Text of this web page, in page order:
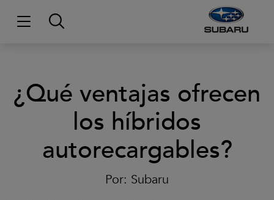
¿Qué ventajas ofrecen
los híbridos
autorecargables?
Por: Subaru